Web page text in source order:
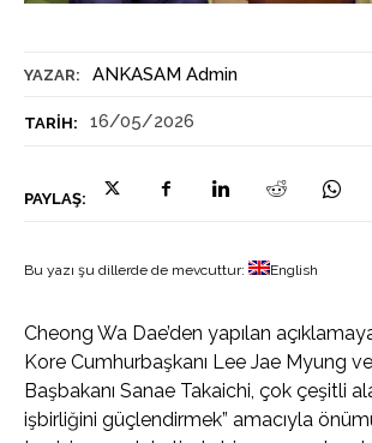
YAZAR: ANKASAM Admin
TARIH: 16/05/2026
PAYLAŞ:
Bu yazı şu dillerde de mevcuttur: English
Cheong Wa Dae’den yapılan
Kore Cumhurbaşkanı Lee Jae Myung
Başbakanı Sanae Takaichi, çok çeşitli
işbirliğini güçlendirmek” amacıyla